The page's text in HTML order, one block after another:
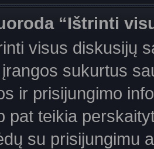
“Ištrinti
visus diskusijų
sukurtus
ir prisijungimo
pat teikia
su prisijungimu